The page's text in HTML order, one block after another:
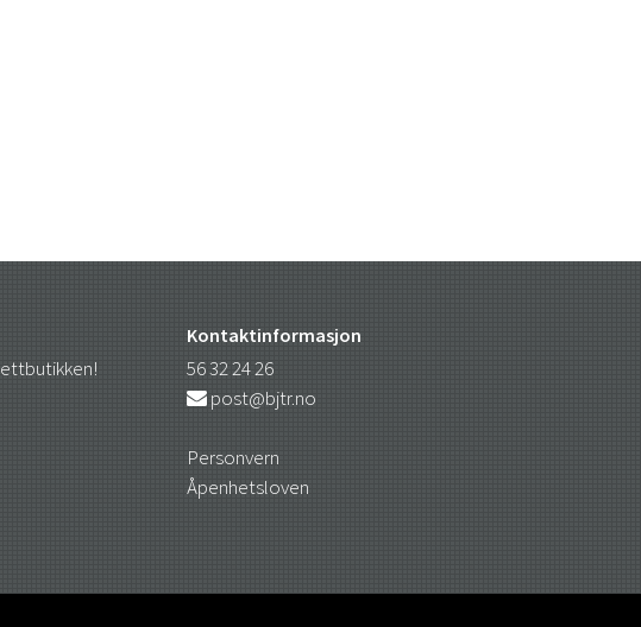
Kontaktinformasjon
56 32 24 26
post@bjtr.no
Personvern
Åpenhetsloven